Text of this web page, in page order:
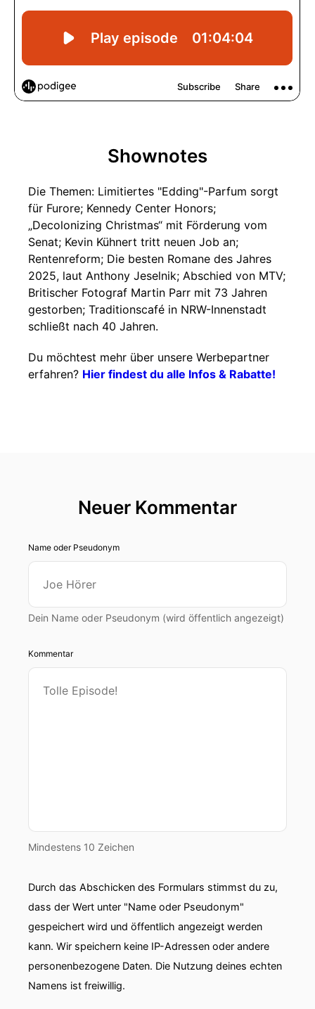
Shownotes
Die Themen: Limitiertes "Edding"-Parfum sorgt
für Furore; Kennedy Center Honors;
„Decolonizing Christmas“ mit Förderung vom
Senat; Kevin Kühnert tritt neuen Job an;
Rentenreform; Die besten Romane des Jahres
2025, laut Anthony Jeselnik; Abschied von MTV;
Britischer Fotograf Martin Parr mit 73 Jahren
gestorben; Traditionscafé in NRW-Innenstadt
schließt nach 40 Jahren.
Du möchtest mehr über unsere Werbepartner
erfahren? Hier findest du alle Infos & Rabatte!
Neuer Kommentar
Name oder Pseudonym
Dein Name oder Pseudonym (wird öffentlich angezeigt)
Kommentar
Mindestens 10 Zeichen
Durch das Abschicken des Formulars stimmst du zu,
dass der Wert unter "Name oder Pseudonym"
gespeichert wird und öffentlich angezeigt werden
kann. Wir speichern keine IP-Adressen oder andere
personenbezogene Daten. Die Nutzung deines echten
Namens ist freiwillig.